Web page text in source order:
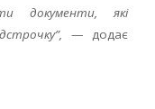
документи, які
— додає